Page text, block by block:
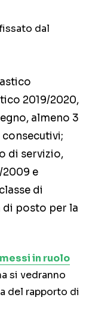
dal
2019/2020,
almeno 3
di servizio,
e
di
posto per la
in ruolo
si vedranno
del rapporto di